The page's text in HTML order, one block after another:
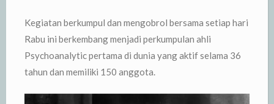
Kegiatan berkumpul dan mengobrol bersama setiap hari
Rabu ini berkembang menjadi perkumpulan ahli
Psychoanalytic pertama di dunia yang aktif selama 36
tahun dan memiliki 150 anggota.